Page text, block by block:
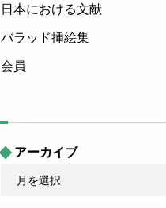
日本における文献
バラッド挿絵集
会員
アーカイブ